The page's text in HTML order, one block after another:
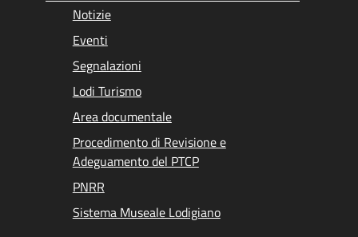
Notizie
Eventi
Segnalazioni
Lodi Turismo
Area documentale
Procedimento di Revisione e
Adeguamento del PTCP
PNRR
Sistema Museale Lodigiano